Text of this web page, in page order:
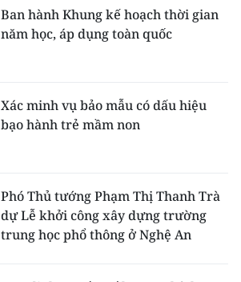
Ban hành Khung kế hoạch thời gian
năm học, áp dụng toàn quốc
Xác minh vụ bảo mẫu có dấu hiệu
bạo hành trẻ mầm non
Phó Thủ tướng Phạm Thị Thanh Trà
dự Lễ khởi công xây dựng trường
trung học phổ thông ở Nghệ An